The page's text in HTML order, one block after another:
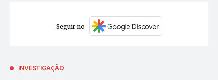
Seguir no
INVESTIGAÇÃO